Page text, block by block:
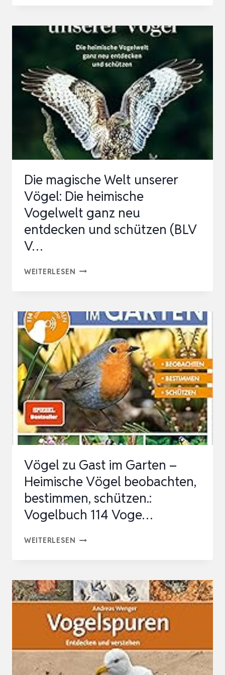
VERSTEHEN
Die magische Welt unserer
Vögel: Die heimische
Vogelwelt ganz neu
entdecken und schützen (BLV
V…
WEITERLESEN DIE
UNSERER
VÖGEL:
DIE
HEIMISCHE
VOGELWELT
GANZ
NEU
ENTDECKEN
UND
(BLV
V…
Vögel zu Gast im Garten –
Heimische Vögel beobachten,
bestimmen, schützen.:
Vogelbuch 114 Voge…
WEITERLESEN VÖGEL
IM
GARTEN
–
HEIMISCHE
VÖGEL
BEOBACHTEN,